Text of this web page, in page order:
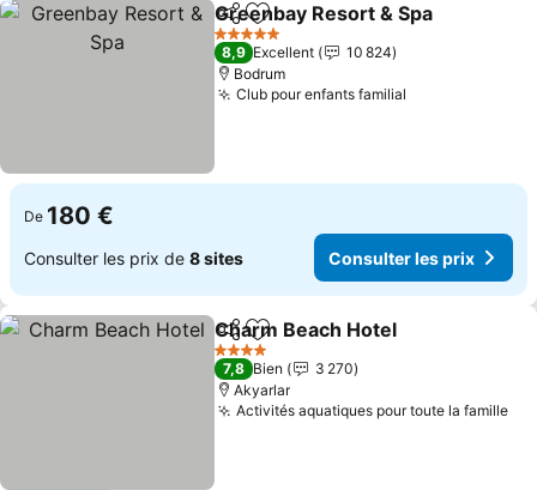
PartagerAjouter à mes favoris
Greenbay Resort & Spa
5 Étoiles
8,9 Excellent
10 824
Bodrum
Club pour enfants familial
De 180 €
Consulter les prix de 8 sites Consulter les prix
PartagerAjouter à mes favoris
Charm Beach Hotel
4 Étoiles
7,8 Bien
3 270
Akyarlar
Activités aquatiques pour toute la famille